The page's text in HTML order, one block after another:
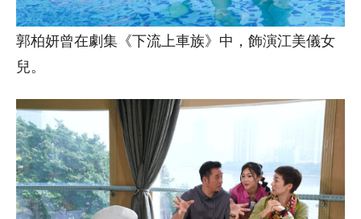
郭柏妍曾在劇集《下流上車族》中，飾演江美儀女
兒。